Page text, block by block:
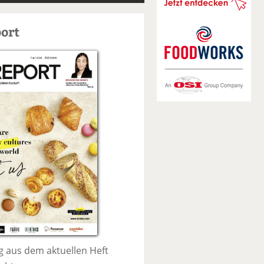
S
u
aus dem aktuellen Heft